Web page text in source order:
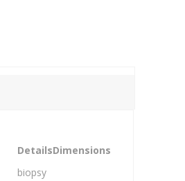
DetailsDimensions
biopsy